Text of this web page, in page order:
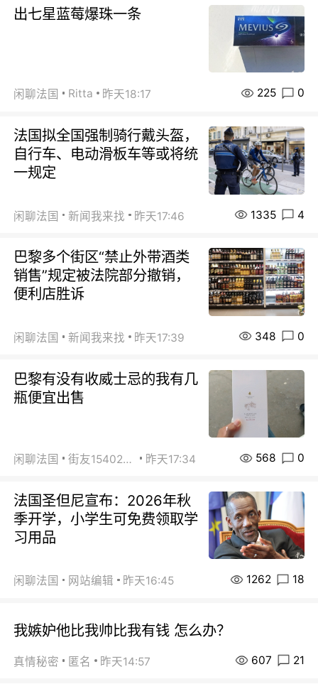
出七星蓝莓爆珠一条
闲聊法国 Ritta 昨天18:17 225 0
法国拟全国强制骑行戴头盔，
自行车、电动滑板车等或将统
一规定
闲聊法国 新闻我来找 昨天17:46 1335 4
巴黎多个街区“禁止外带酒类
销售”规定被法院部分撤销，
便利店胜诉
闲聊法国 新闻我来找 昨天17:39 348 0
巴黎有没有收威士忌的我有几
瓶便宜出售
闲聊法国 街友15402223 昨天17:34 568 0
法国圣但尼宣布：2026年秋
季开学，小学生可免费领取学
习用品
闲聊法国 网站编辑 昨天16:45 1262 18
我嫉妒他比我帅比我有钱 怎么办？
真情秘密 匿名 昨天14:57 607 21